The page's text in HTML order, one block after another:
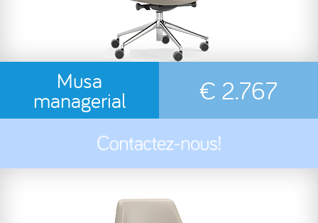
Musa
managerial € 2.767